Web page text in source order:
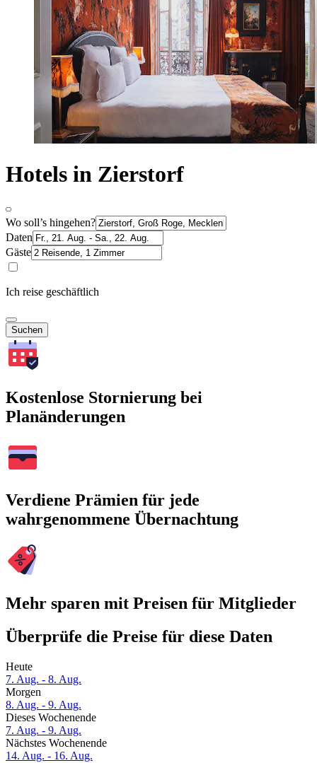
Hotels in Zierstorf
Wo soll’s hingehen?
Daten
Gäste
Ich reise geschäftlich
Suchen
Kostenlose Stornierung bei
Planänderungen
Verdiene Prämien für jede
wahrgenommene Übernachtung
Mehr sparen mit Preisen für Mitglieder
Überprüfe die Preise für diese Daten
Heute
7. Aug. - 8. Aug.
Morgen
8. Aug. - 9. Aug.
Dieses Wochenende
7. Aug. - 9. Aug.
Nächstes Wochenende
14. Aug. - 16. Aug.